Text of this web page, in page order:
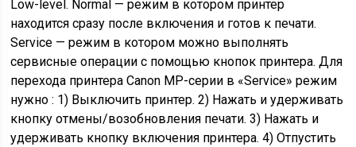
Low-level. Normal — режим в котором принтер
находится сразу после включения и готов к печати.
Service — режим в котором можно выполнять
сервисные операции с помощью кнопок принтера. Для
перехода принтера Canon MP-серии в «Service» режим
нужно : 1) Выключить принтер. 2) Нажать и удерживать
кнопку отмены/возобновления печати. 3) Нажать и
удерживать кнопку включения принтера. 4) Отпустить